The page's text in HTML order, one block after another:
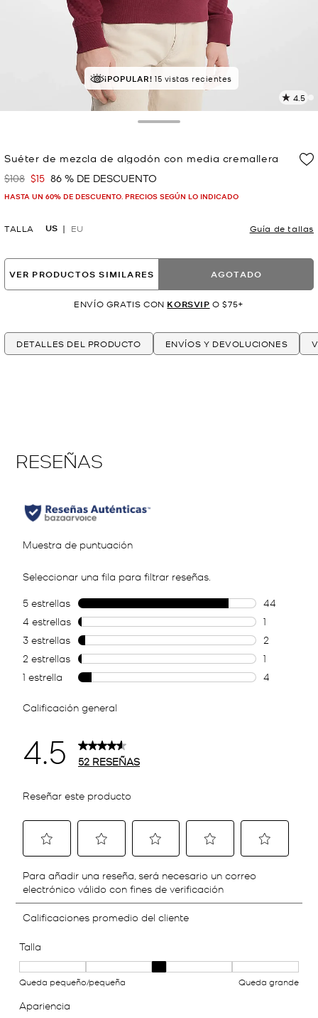
MEJOR VALORADO el 85% le da 5 estrellas
¡POPULAR! 15 vistas recientes
4.5
Suéter de mezcla de algodón con media cremallera
Era
$108 Ahora
$15 86 % DE DESCUENTO
HASTA UN 60% DE DESCUENTO. PRECIOS SEGÚN LO INDICADO
TALLA US EU Guía de tallas
VER PRODUCTOS SIMILARES AGOTADO
ENVÍO GRATIS CON KORSVIP O $75+
DETALLES DEL PRODUCTO ENVÍOS Y DEVOLUCIONES